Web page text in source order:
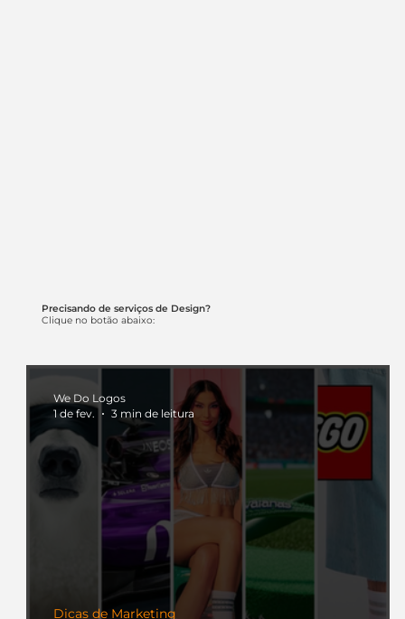
Precisando de serviços de Design?
Clique no botão abaixo:
Dicas de Marketing
We Do Logos
1 de fev.
3 min de leitura